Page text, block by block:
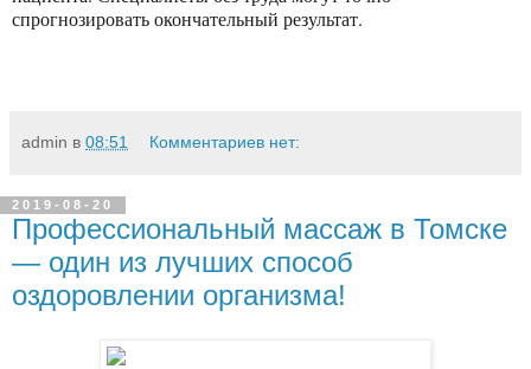
спрогнозировать окончательный результат.
admin в 08:51 Комментариев нет:
2019-08-20
Профессиональный массаж в Томске
— один из лучших способ
оздоровлении организма!